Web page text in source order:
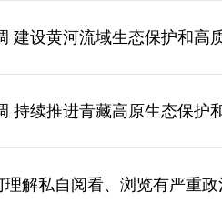
建设黄河流域生态保护和
持续推进青藏高原生态保护
解私自阅看、浏览有严重